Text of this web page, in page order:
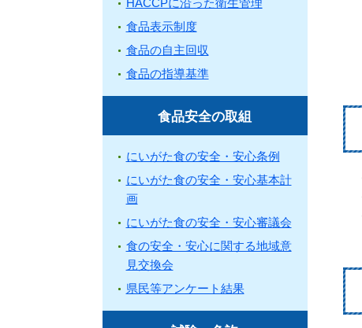
HACCPに沿った衛生管理
食品表示制度
食品の自主回収
食品の指導基準
食品安全の取組
にいがた食の安全・安心条例
にいがた食の安全・安心基本計
画
にいがた食の安全・安心審議会
食の安全・安心に関する地域意
見交換会
県民等アンケート結果